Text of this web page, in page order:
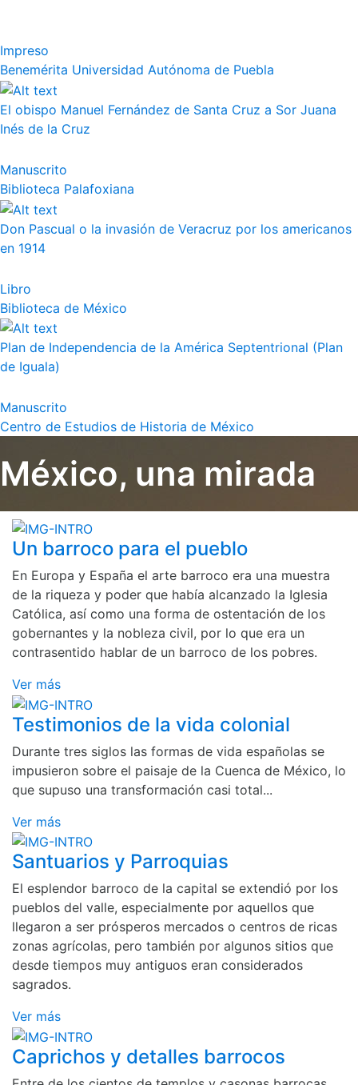
Impreso
Benemérita Universidad Autónoma de Puebla
El obispo Manuel Fernández de Santa Cruz a Sor Juana
Inés de la Cruz
Manuscrito
Biblioteca Palafoxiana
Don Pascual o la invasión de Veracruz por los americanos
en 1914
Libro
Biblioteca de México
Plan de Independencia de la América Septentrional (Plan
de Iguala)
Manuscrito
Centro de Estudios de Historia de México
México, una mirada
Un barroco para el pueblo
En Europa y España el arte barroco era una muestra
de la riqueza y poder que había alcanzado la Iglesia
Católica, así como una forma de ostentación de los
gobernantes y la nobleza civil, por lo que era un
contrasentido hablar de un barroco de los pobres.
Ver más
Testimonios de la vida colonial
Durante tres siglos las formas de vida españolas se
impusieron sobre el paisaje de la Cuenca de México, lo
que supuso una transformación casi total...
Ver más
Santuarios y Parroquias
El esplendor barroco de la capital se extendió por los
pueblos del valle, especialmente por aquellos que
llegaron a ser prósperos mercados o centros de ricas
zonas agrícolas, pero también por algunos sitios que
desde tiempos muy antiguos eran considerados
sagrados.
Ver más
Caprichos y detalles barrocos